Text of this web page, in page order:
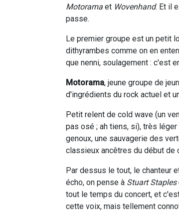
Motorama et Wovenhand. Et il
passe.
Le premier groupe est un petit
dithyrambes comme on en
que nenni, soulagement : c'est
Motorama, jeune groupe de
d'ingrédients du rock actuel et
Petit relent de cold wave (un
pas osé ; ah tiens, si), très
genoux, une sauvagerie des
classieux ancêtres du début de
Par dessus le tout, le chanteur
écho, on pense à Stuart Staples
tout le temps du concert, et
cette voix, mais tellement